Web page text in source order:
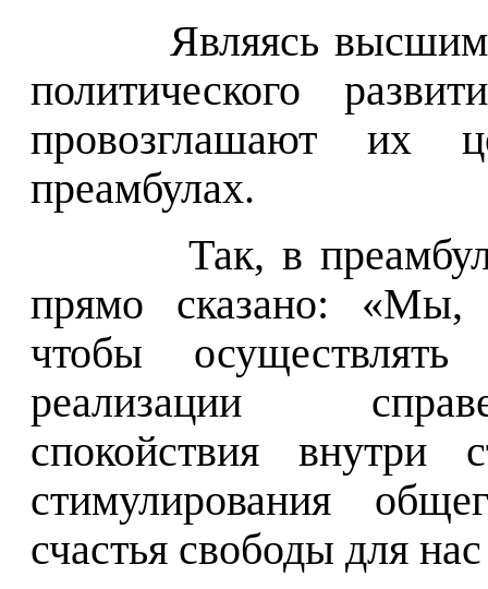
Являясь
политического
провозглашают их
преамбулах.
Так, в
прямо сказано: «Мы,
чтобы
реализации
спокойствия внутри
стимулирования
счастья свободы для